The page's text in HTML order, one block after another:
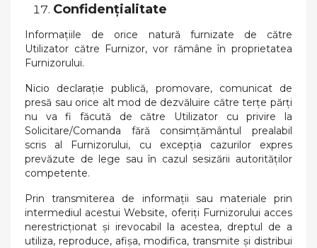
Confidențialitate
Informațiile de orice natură furnizate de către
Utilizator către Furnizor, vor rămâne în proprietatea
Furnizorului.
Nicio declarație publică, promovare, comunicat de
presă sau orice alt mod de dezvăluire către terțe părți
nu va fi făcută de către Utilizator cu privire la
Solicitare/Comanda fără consimțământul prealabil
scris al Furnizorului, cu excepția cazurilor expres
prevăzute de lege sau în cazul sesizării autorităților
competente.
Prin transmiterea de informații sau materiale prin
intermediul acestui Website, oferiți Furnizorului acces
nerestricționat și irevocabil la acestea, dreptul de a
utiliza, reproduce, afișa, modifica, transmite și distribui